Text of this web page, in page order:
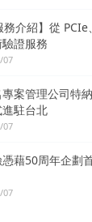
務介紹】從
證服務
07
案管理公司特
駐台北
07
藉50周年企劃
07